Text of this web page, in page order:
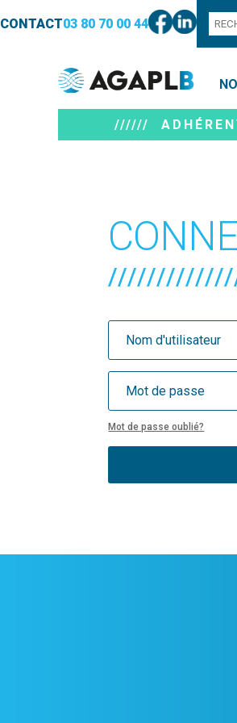
CONTACT03 80 70 00 44
//////
Mot de passe oublié?